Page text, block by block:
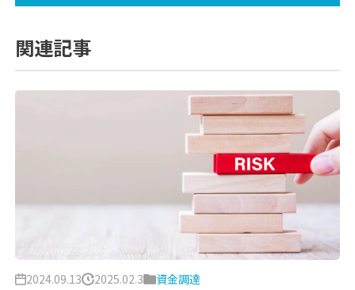
関連記事
2024.09.13 2025.02.3 資金調達